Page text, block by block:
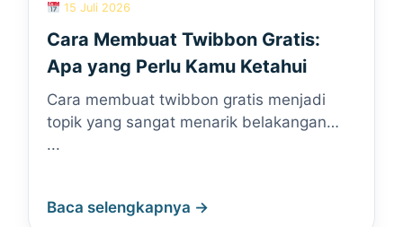
15 Juli 2026
Cara Membuat Twibbon Gratis:
Apa yang Perlu Kamu Ketahui
Cara membuat twibbon gratis menjadi
topik yang sangat menarik belakangan…
...
Baca selengkapnya →